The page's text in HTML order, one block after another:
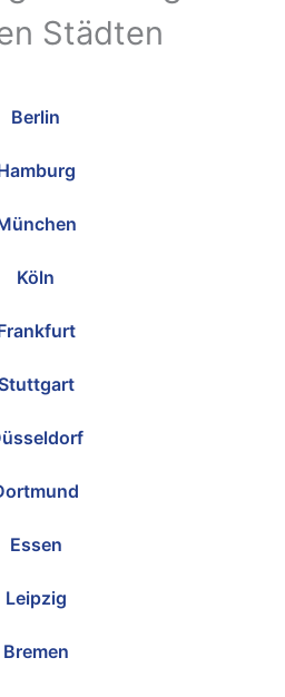
Städten
Berlin
Köln
Stuttgart
Essen
Leipzig
Bremen